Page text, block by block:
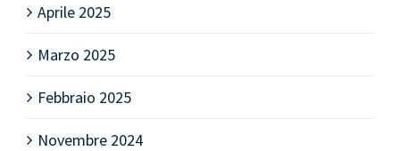
Aprile 2025
Marzo 2025
Febbraio 2025
Novembre 2024